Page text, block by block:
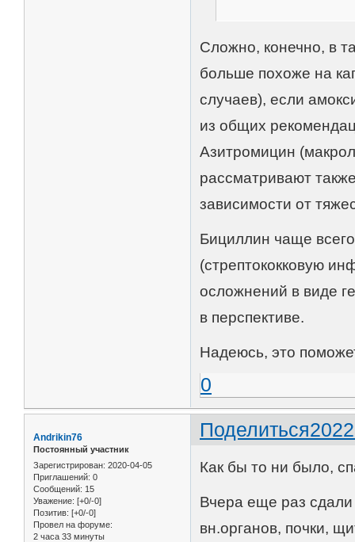
Сложно, конечно, в
больше похоже на
случаев), если
из общих
Азитромицин
рассматривают
зависимости от
Бициллин чаще
(стрептококковую
осложнений в виде
в перспективе.
Надеюсь, это
0
Поделиться
Andrikin76
Постоянный участник
Зарегистрирован: 2020-04-05
Приглашений: 0
Сообщений: 15
Уважение: [+0/-0]
Позитив: [+0/-0]
Провел на форуме:
2 часа 33 минуты
Как бы то ни было,
Вчера еще раз
вн.органов, почки,